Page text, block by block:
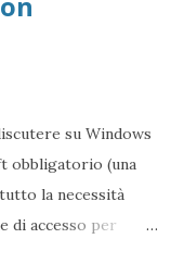
su Windows
obbligatorio (una
la necessità
di accesso per